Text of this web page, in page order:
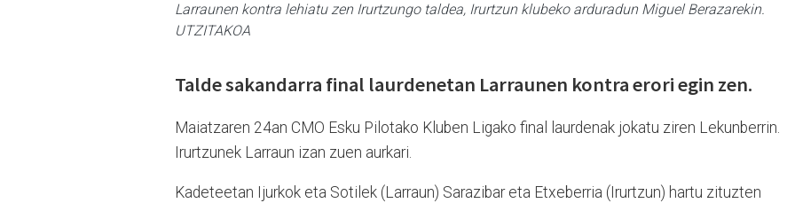
Larraunen kontra lehiatu zen Irurtzungo taldea, Irurtzun klubeko arduradun Miguel Berazarekin.
UTZITAKOA
Talde sakandarra final laurdenetan Larraunen kontra erori egin zen.
Maiatzaren 24an CMO Esku Pilotako Kluben Ligako final laurdenak jokatu ziren Lekunberrin.
Irurtzunek Larraun izan zuen aurkari.
Kadeteetan Ijurkok eta Sotilek (Larraun) Sarazibar eta Etxeberria (Irurtzun) hartu zituzten